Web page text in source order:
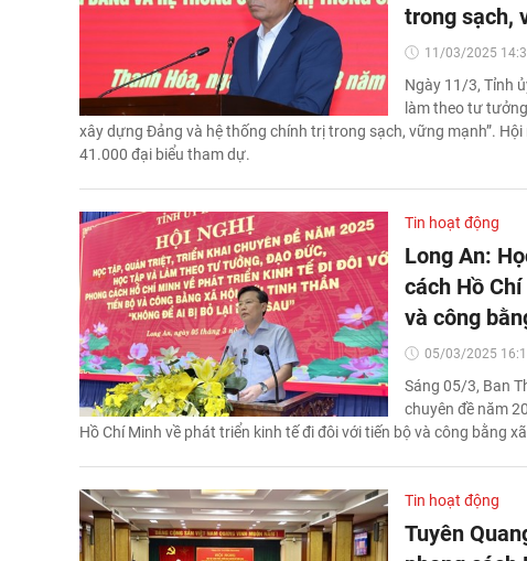
trong sạch,
11/03/2025
Ngày 11/3, Tỉnh
làm theo tư
xây dựng Đảng và hệ thống chính trị trong sạch, vững mạnh”.
41.000 đại biểu tham dự.
Tin hoạt động
Long An:
cách Hồ
và công
05/03/2025
Sáng 05/3, Ban
chuyên đề năm
Hồ Chí Minh về phát triển kinh tế đi đôi với tiến bộ và công bằng
Tin hoạt động
Tuyên